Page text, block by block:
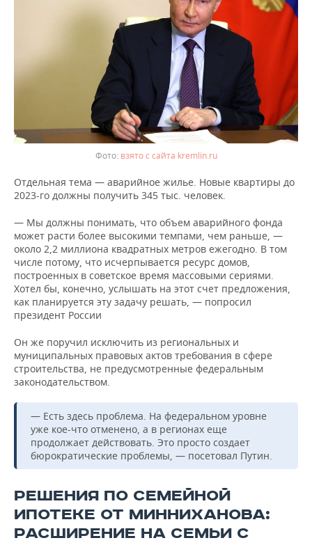
взято с сайта kremlin.ru
Отдельная тема — аварийное жилье. Новые квартиры до
2023-го должны получить 345 тыс. человек.
— Мы должны понимать, что объем аварийного фонда
может расти более высокими темпами, чем раньше, —
около 2,2 миллиона квадратных метров ежегодно. В том
числе потому, что исчерпывается ресурс домов,
построенных в советское время массовыми сериями.
Хотел бы, конечно, услышать на этот счет предложения,
как планируется эту задачу решать, — попросил
президент России
Он же поручил исключить из региональных и
муниципальных правовых актов требования в сфере
строительства, не предусмотренные федеральным
законодательством.
— Есть здесь проблема. На федеральном уровне
уже кое-что отменено, а в регионах еще
продолжает действовать. Это просто создает
бюрократические проблемы, — посетовал Путин.
РЕШЕНИЯ ПО СЕМЕЙНОЙ
ИПОТЕКЕ ОТ МИННИХАНОВА:
РАСШИРЕНИЕ НА СЕМЬИ С